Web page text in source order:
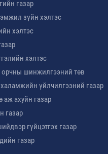
газар
зүйн хэлтэс
хэлтэс
хэлтэс
орчны шинжилгээний төв
үйлчилгээний газар
аж ахуйн газар
газар
гүйцэтгэх газар
газар